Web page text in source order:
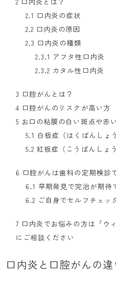
2.1 口内炎の症状
2.2 口内炎の原因
2.3 口内炎の種類
2.3.1 アフタ性口内炎
2.3.2 カタル性口内炎
3 口腔がんとは？
4 口腔がんのリスクが高い方
5 お口の粘膜の白い斑点や赤
5.1 白板症（はくばんしょう
5.2 紅板症（こうばんしょう
6 口腔がんは歯科の定期検診
6.1 早期発見で完治が期待
6.2 ご自身でセルフチェッ
7 口内炎でお悩みの方は「ウ
にご相談ください
口内炎と口腔がんの違